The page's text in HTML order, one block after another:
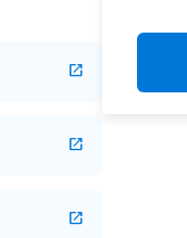
open_in_new
open_in_new
open_in_new